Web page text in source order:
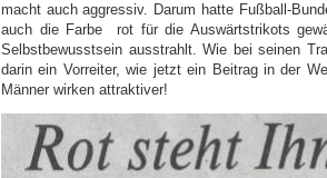
macht auch aggressiv. Darum hatte Fußball-
auch die Farbe rot für die Auswärtstrikots
Selbstbewusstsein ausstrahlt. Wie bei seinen
darin ein Vorreiter, wie jetzt ein Beitrag in der
Männer wirken attraktiver!